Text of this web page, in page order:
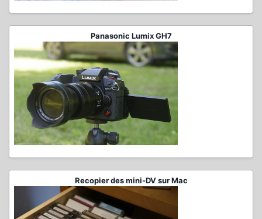
Panasonic Lumix GH7
Recopier des mini-DV sur Mac